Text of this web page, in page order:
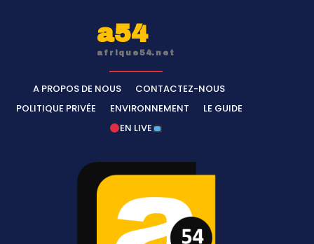
a54
afrique54.net
A PROPOS DE NOUS
CONTACTEZ-NOUS
POLITIQUE PRIVÉE
ENVIRONNEMENT
LE GUIDE
EN LIVE